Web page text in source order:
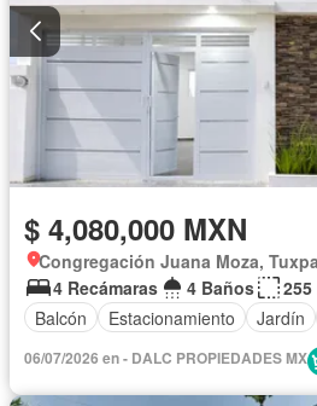
$ 4,080,000 MXN
Congregación Juana Moza,
4 Recámaras
4 Baños
255
Balcón
Estacionamiento Jardín
06/07/2026 en - DALC PROPIEDADES MX